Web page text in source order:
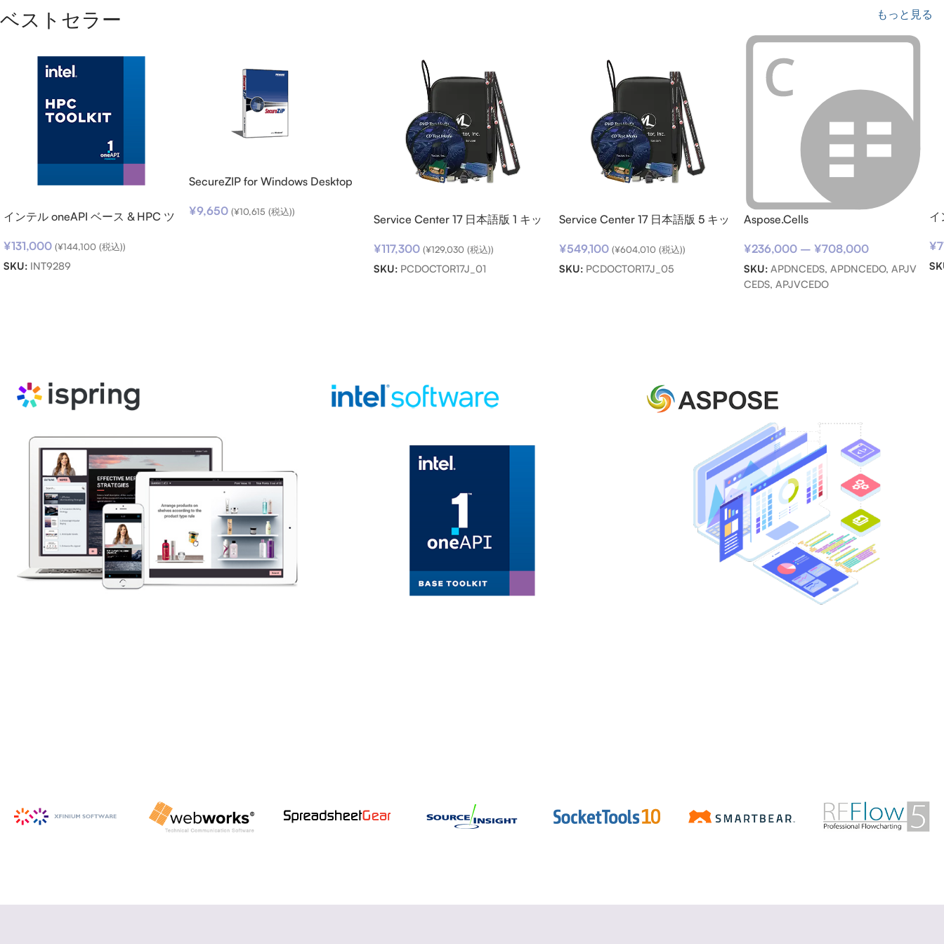
ベストセラー もっと見る
インテル oneAPI ベース & HPC ツ
(期限内更新用)
¥131,000 (¥144,100 (税込))
SKU: INT9289
SecureZIP for Windows Desktop
¥9,650 (¥10,615 (税込))
Service Center 17 日本語版 1 キッ
¥117,300 (¥129,030 (税込))
SKU: PCDOCTOR17J_01
Service Center 17 日本語版 5 キッ
¥549,100 (¥604,010(税込))
SKU: PCDOCTOR17J_05
Aspose.Cells
¥236,000 –¥708,000
SKU:APDNCEDS, APDNCEDO, APJV
CEDS, APJVCEDO
イ
用)
¥
ーニング コンテンツを作成
マンス・ライブラリー
詳細を見る
PowerPoint、PDF などの Office ファ
イルを操作